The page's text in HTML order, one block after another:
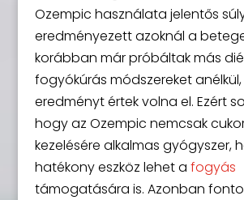
Ozempic használata jelentős
eredményezett azoknál a
korábban már próbáltak más
fogyókúrás módszereket
eredményt értek volna el. Ezért
hogy az Ozempic nemcsak
kezelésére alkalmas gyógyszer,
hatékony eszköz lehet a fogyás
támogatására is. Azonban